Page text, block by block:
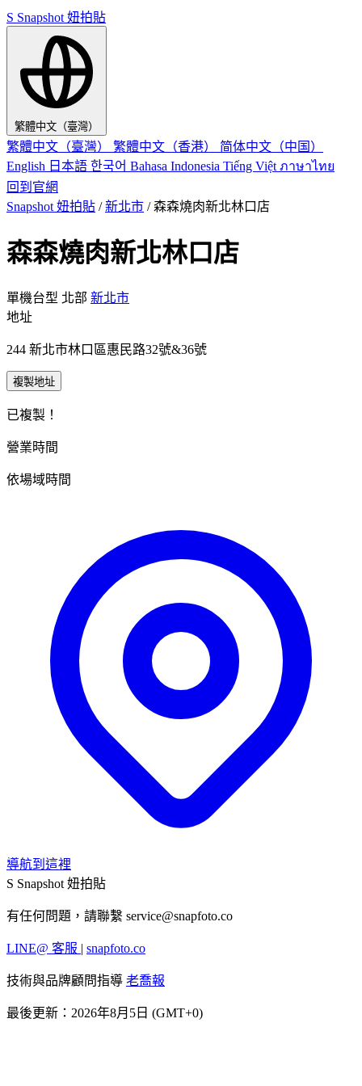
S Snapshot 妞拍貼
繁體中文（臺灣）
繁體中文（臺灣） 繁體中文（香港） 简体中文（中国）
English 日本語 한국어 Bahasa Indonesia Tiếng Việt ภาษาไทย
回到官網
Snapshot 妞拍貼 / 新北市 / 森森燒肉新北林口店
森森燒肉新北林口店
單機台型 北部 新北市
地址
244 新北市林口區惠民路32號&36號
複製地址
已複製！
營業時間
依場域時間
導航到這裡
S Snapshot 妞拍貼
有任何問題，請聯繫 service@snapfoto.co
LINE@ 客服 | snapfoto.co
技術與品牌顧問指導 老喬報
最後更新：2026年8月5日 (GMT+0)